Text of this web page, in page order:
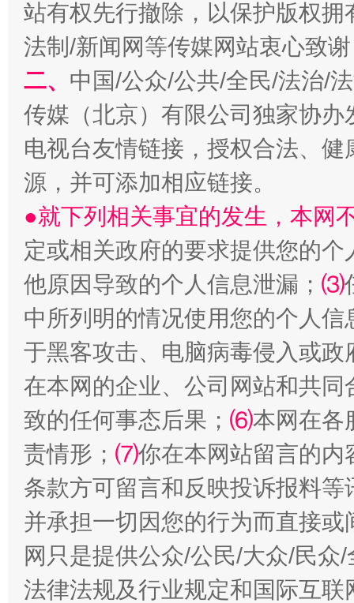
全民健身五年计划来了！等你上场
站有权先行撤除，以保护版权
法制/新闻网等传媒网站衷心致
二、 中国/公众/公共/全民/法治/
传媒（北京）有限公司独家协
电视台友情链接，授权合法、
源，并可添加相应链接。
●就下列相关事宜的发生，本网
定或相关政府的要求提供您的个
他原因导致的个人信息泄漏； ⑶
中所列明的情况使用您的个人
于黑客攻击、电脑病毒侵入或
在本网的企业、公司网站和共
致的任何事态后果； ⑹本网在各
责情形； ⑺你在本网站留言的内
条款方可留言和反映投诉报料
并承担一切因您的行为而直接
网只是提供公众/公民/大众/民
法律法规及行业规定和国际互